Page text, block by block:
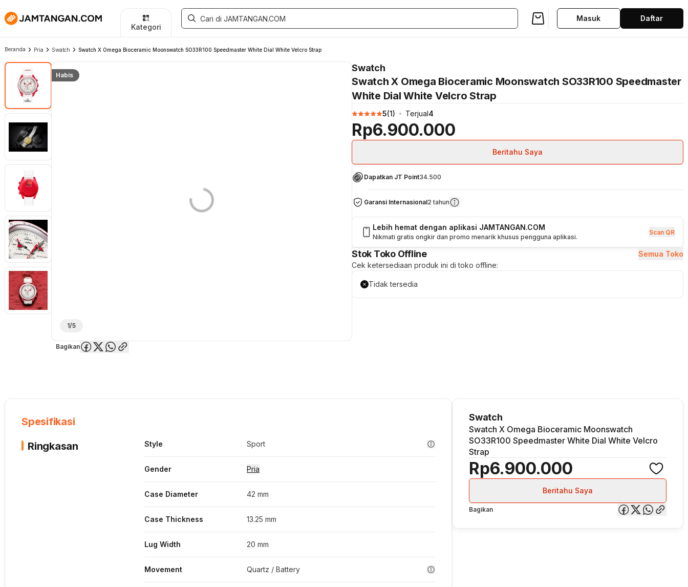
Kategori
Masuk Daftar
Beranda Pria Swatch Swatch X Omega Bioceramic Moonswatch SO33R100 Speedmaster White Dial White Velcro Strap
Habis
1/5
Bagikan
Swatch
Swatch X Omega Bioceramic Moonswatch SO33R100 Speedmaster
White Dial White Velcro Strap
5(1) Terjual4
Rp6.900.000
Beritahu Saya
Dapatkan JT Point34.500
Garansi Internasional2 tahun
Lebih hemat dengan aplikasi JAMTANGAN.COM
Nikmati gratis ongkir dan promo menarik khusus pengguna aplikasi.
Scan QR
Stok Toko Offline
Semua Toko
Cek ketersediaan produk ini di toko offline:
Tidak tersedia
Spesifikasi
Ringkasan
Style Sport
Gender Pria
Case Diameter 42 mm
Case Thickness 13.25 mm
Lug Width 20 mm
Movement Quartz / Battery
Swatch
Swatch X Omega Bioceramic Moonswatch
SO33R100 Speedmaster White Dial White Velcro
Strap
Rp6.900.000
Beritahu Saya
Bagikan